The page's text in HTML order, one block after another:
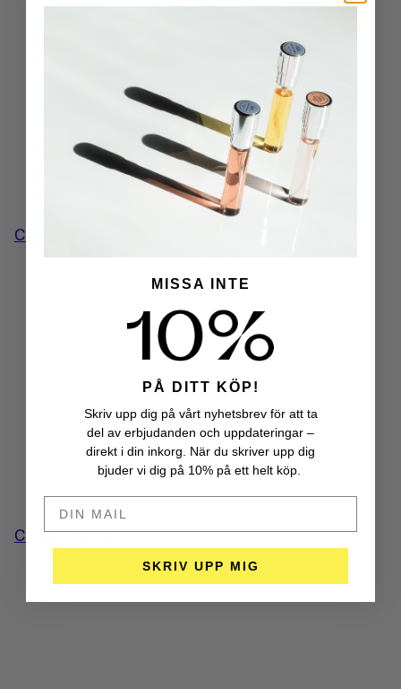
Commodity
Corps Volatils
MISSA INTE
PÅ DITT KÖP!
Skriv upp dig på vårt nyhetsbrev för att ta
del av erbjudanden och uppdateringar –
direkt i din inkorg. När du skriver upp dig
bjuder vi dig på 10% på ett helt köp.
SKRIV UPP MIG